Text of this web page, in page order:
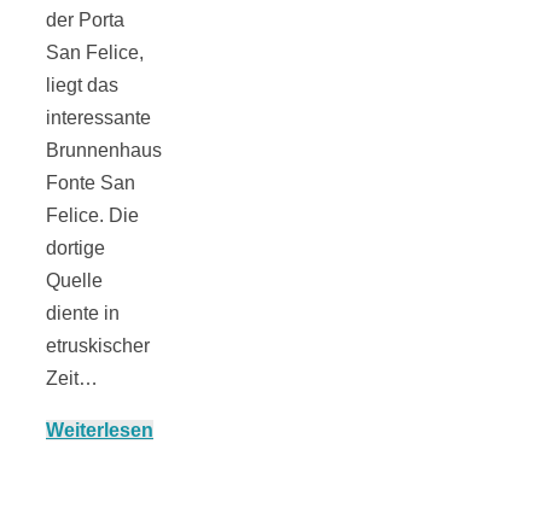
der Porta
San Felice,
liegt das
interessante
Brunnenhaus
Fonte San
Felice. Die
dortige
Quelle
diente in
etruskischer
Zeit…
Weiterlesen